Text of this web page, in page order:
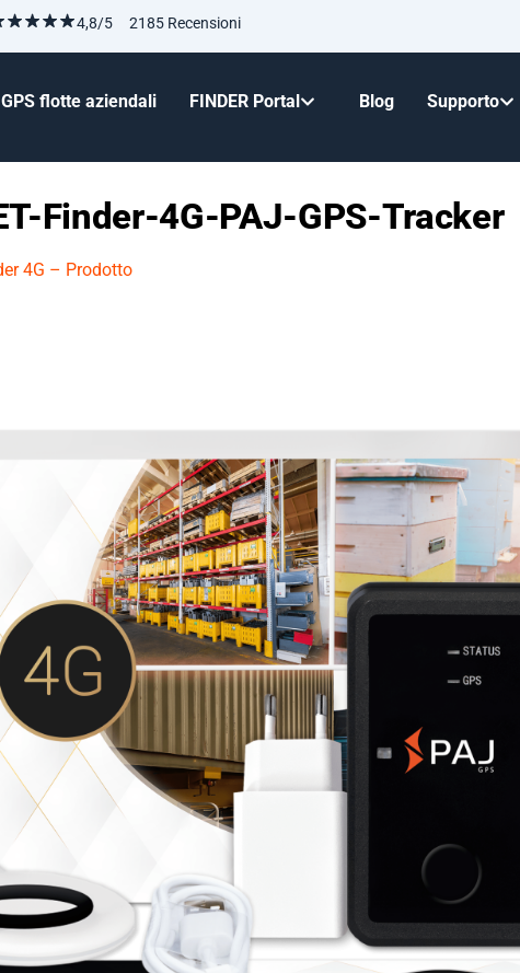
4,8/5 2185 Recensioni
GPS flotte aziendali FINDER Portal Blog Supporto
Finder-4G-PAJ-GPS-Tracker
4G – Prodotto